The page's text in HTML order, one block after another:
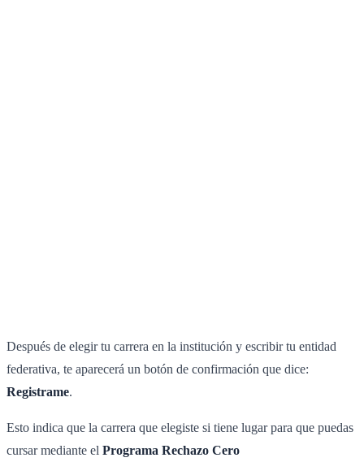
Después de elegir tu carrera en la institución y escribir tu entidad
federativa, te aparecerá un botón de confirmación que dice:
Registrame.
Esto indica que la carrera que elegiste si tiene lugar para que puedas
cursar mediante el Programa Rechazo Cero